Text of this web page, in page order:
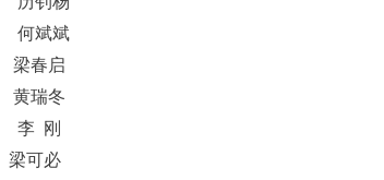
何斌斌
梁春启
黄瑞冬
李 刚
梁可必